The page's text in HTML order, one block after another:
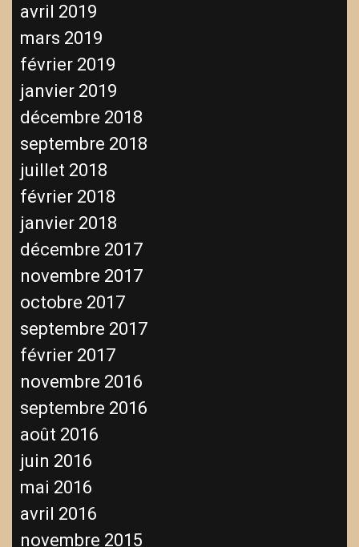
avril 2019
mars 2019
février 2019
janvier 2019
décembre 2018
septembre 2018
juillet 2018
février 2018
janvier 2018
décembre 2017
novembre 2017
octobre 2017
septembre 2017
février 2017
novembre 2016
septembre 2016
août 2016
juin 2016
mai 2016
avril 2016
novembre 2015